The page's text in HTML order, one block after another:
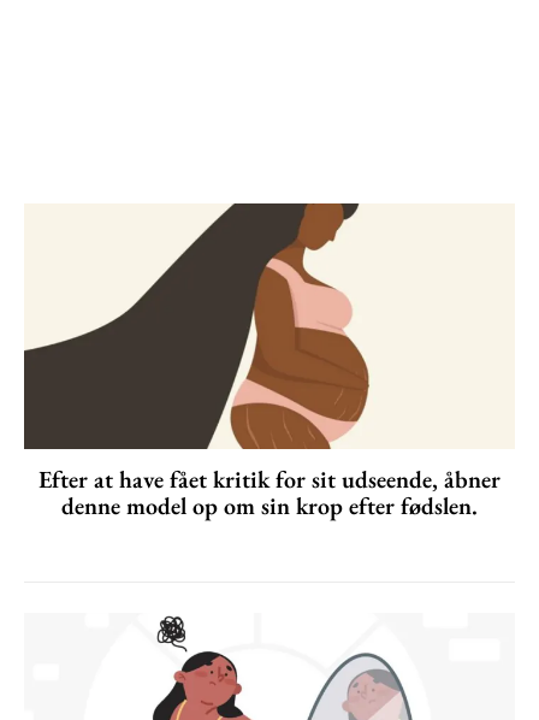
Efter at have fået kritik for sit udseende, åbner
denne model op om sin krop efter fødslen.